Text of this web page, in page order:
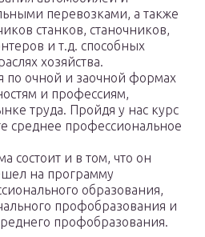
перевозками, а также
станков, станочников,
и т.д. способных
хозяйства.
по очной и заочной формах
и профессиям,
труда. Пройдя у нас курс
среднее профессиональное
состоит и в том, что он
на программу
образования,
профобразования и
профобразования.